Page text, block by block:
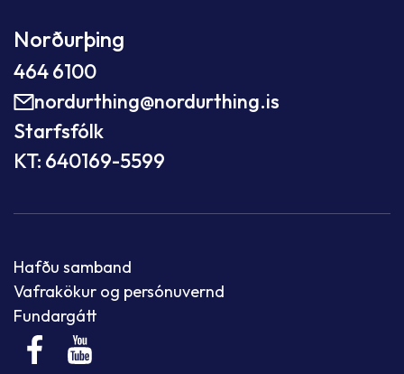
Norðurþing
464 6100
nordurthing@nordurthing.is
Starfsfólk
KT: 640169-5599
Hafðu samband
Vafrakökur og persónuvernd
Fundargátt